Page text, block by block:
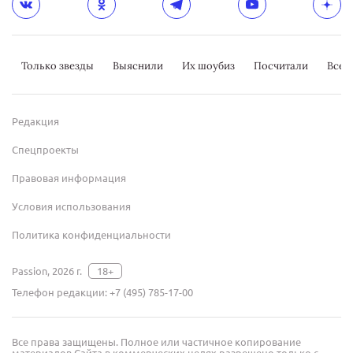
Только звезды Выяснили Их шоубиз Посчитали
Редакция
Спецпроекты
Правовая информация
Условия использования
Политика конфиденциальности
Passion, 2026 г.
18+
Телефон редакции:+7 (495) 785-17-00
Все права защищены. Полное или частичное копирование